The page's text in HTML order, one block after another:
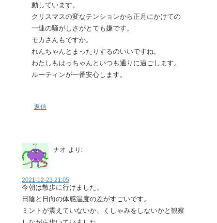
動しています。
クリスマスの変なテンションから正月にかけての
一連の騒がしさがとても嫌です。
モカさんもですか。
れんちゃんとまったりするのいいですね。
わたしもはっちゃんといつも通りに過ごします。
ルーティンが一番安心します。
返信
ナオ より:
2021-12-23 21:05
今朝は散歩に行けました。
日陰と日向の体感温度の差がすごいです。
ミントが震えていないか、くしゃみをしないかと観察